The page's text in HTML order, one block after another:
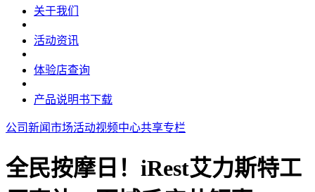
关于我们
活动资讯
体验店查询
产品说明书下载
公司新闻市场活动视频中心共享专栏
全民按摩日！iRest艾力斯特工